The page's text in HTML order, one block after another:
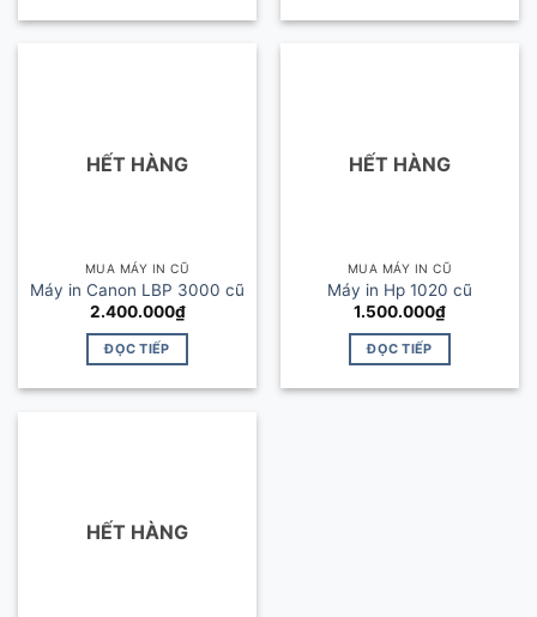
HẾT HÀNG
MUA MÁY IN CŨ
Máy in Canon LBP 3000 cũ
2.400.000₫
ĐỌC TIẾP
HẾT HÀNG
MUA MÁY IN CŨ
Máy in Hp 1020 cũ
1.500.000₫
ĐỌC TIẾP
HẾT HÀNG